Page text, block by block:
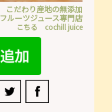
こだわり産地の無添加
フルーツジュース専門店
こちる cochill juice